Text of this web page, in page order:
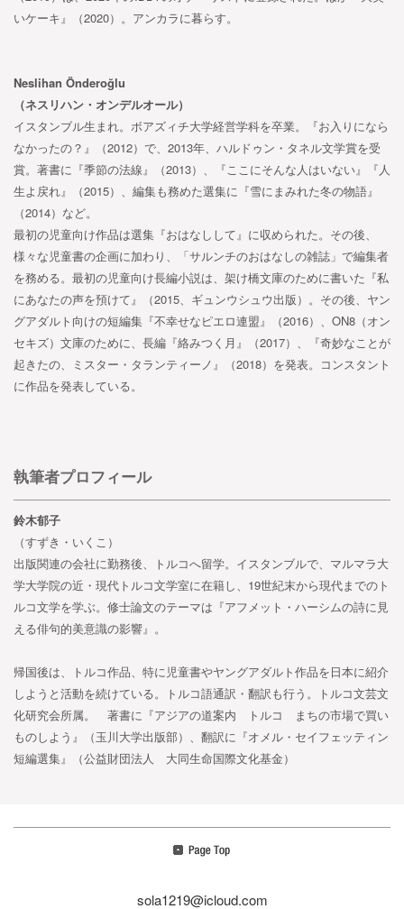
いケーキ』（2020）。アンカラに暮らす。
Neslihan Önderoğlu
（ネスリハン・オンデルオール）
イスタンブル生まれ。ボアズィチ大学経営学科を卒業。『お入りになら
なかったの？』（2012）で、2013年、ハルドゥン・タネル文学賞を受
賞。著書に『季節の法線』（2013）、『ここにそんな人はいない』『人
生よ戻れ』（2015）、編集も務めた選集に『雪にまみれた冬の物語』
（2014）など。
最初の児童向け作品は選集『おはなしして』に収められた。その後、
様々な児童書の企画に加わり、「サルンチのおはなしの雑誌」で編集者
を務める。最初の児童向け長編小説は、架け橋文庫のために書いた『私
にあなたの声を預けて』（2015、ギュンウシュウ出版）。その後、ヤン
グアダルト向けの短編集『不幸せなピエロ連盟』（2016）、ON8（オン
セキズ）文庫のために、長編『絡みつく月』（2017）、『奇妙なことが
起きたの、ミスター・タランティーノ』（2018）を発表。コンスタント
に作品を発表している。
執筆者プロフィール
鈴木郁子
（すずき・いくこ）
出版関連の会社に勤務後、トルコへ留学。イスタンブルで、マルマラ大
学大学院の近・現代トルコ文学室に在籍し、19世紀末から現代までのト
ルコ文学を学ぶ。修士論文のテーマは『アフメット・ハーシムの詩に見
える俳句的美意識の影響』。
帰国後は、トルコ作品、特に児童書やヤングアダルト作品を日本に紹介
しようと活動を続けている。トルコ語通訳・翻訳も行う。トルコ文芸文
化研究会所属。 著書に『アジアの道案内 トルコ まちの市場で買い
ものしよう』（玉川大学出版部）、翻訳に『オメル・セイフェッティン
短編選集』（公益財団法人 大同生命国際文化基金）
sola1219@icloud.com